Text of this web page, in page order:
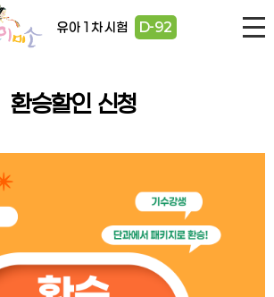
유아 1차 시험 D-92
환승할인 신청